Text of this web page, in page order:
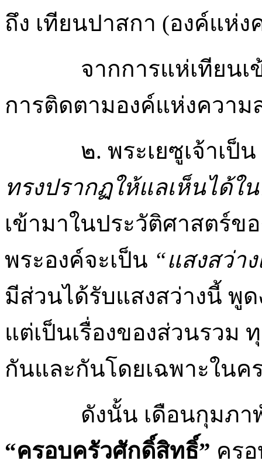
ถึง เทียนปาสกา (องค์แห่
จากการแห่เทียน
การติดตามองค์แห่งความ
๒. พระเยซูเจ้าเป็น
ทรงปรากฏให้แลเห็นได้ใ
เข้ามาในประวัติศาสตร์
พระองค์จะเป็น “แสงสว่า
มีส่วนได้รับแสงสว่างนี้ พู
แต่เป็นเรื่องของส่วนรวม
กันและกันโดยเฉพาะในค
ดังนั้น เดือนกุมภา
“ครอบครัวศักดิ์สิทธิ์” คร